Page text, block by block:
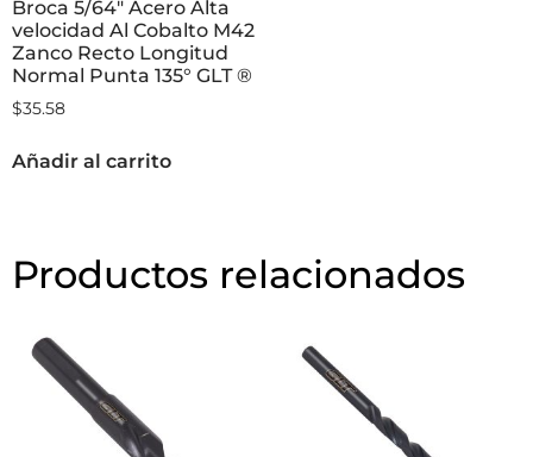
Broca 5/64″ Acero Alta
velocidad Al Cobalto M42
Zanco Recto Longitud
Normal Punta 135° GLT ®
$35.58
Añadir al carrito
Productos relacionados